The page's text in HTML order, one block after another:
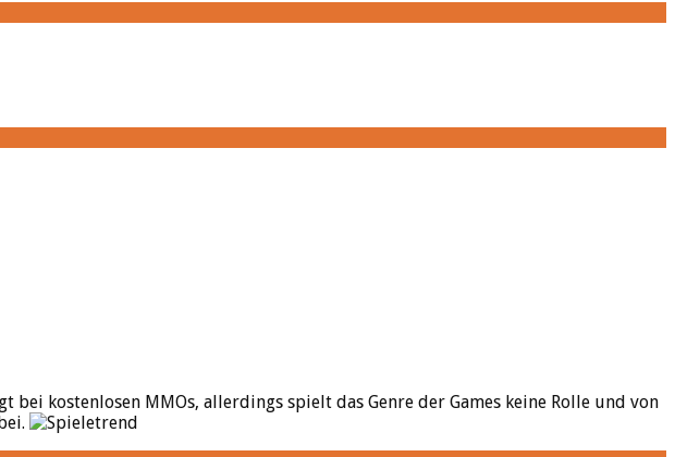
kostenlosen MMOs, allerdings spielt das Genre der Games keine Rolle und von